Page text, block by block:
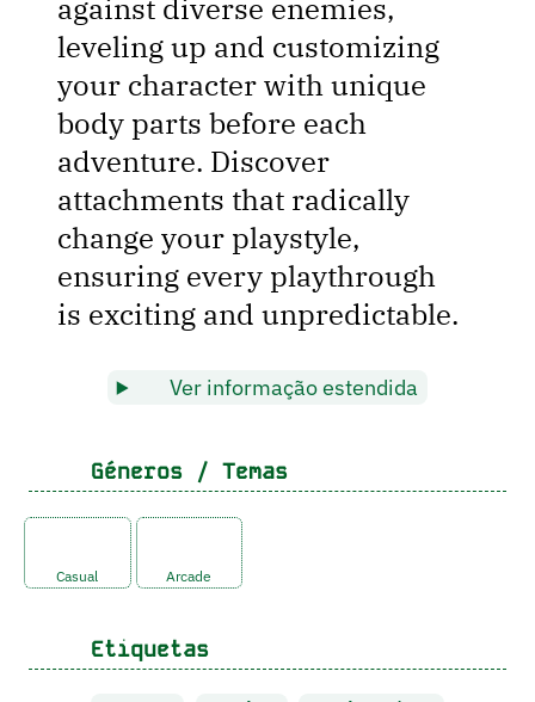
against diverse enemies,
leveling up and customizing
your character with unique
body parts before each
adventure. Discover
attachments that radically
change your playstyle,
ensuring every playthrough
is exciting and unpredictable.
Ver informação estendida
Géneros / Temas
Casual Arcade
Etiquetas